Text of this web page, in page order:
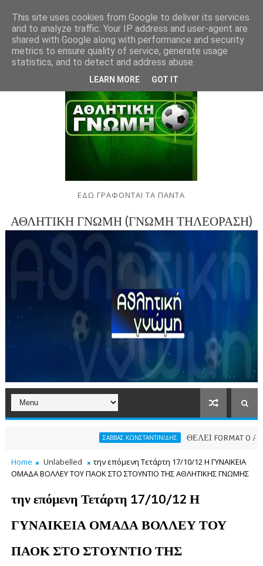
ΕΔΩ ΓΡΑΦΟΝΤΑΙ ΤΑ ΠΑΝΤΑ
ΑΘΛΗΤΙΚΗ ΓΝΩΜΗ (ΓΝΩΜΗ ΤΗΛΕΟΡΑΣΗ)
ΣΑΒΒΑΣ ΚΩΝΣΤΑΝΤΙΝΙΔΗΣ ΘΕΛΕΙ FORMAT O ΑΡΗΣ
Home Unlabelled
την επόμενη Τετάρτη 17/10/12 Η ΓΥΝΑΙΚΕΙΑ
ΟΜΑΔΑ ΒΟΛΛΕΥ ΤΟΥ ΠΑΟΚ ΣΤΟ ΣΤΟΥΝΤΙΟ ΤΗΣ ΑΘΛΗΤΙΚΗΣ ΓΝΩΜΗΣ
την επόμενη Τετάρτη 17/10/12 Η
ΓΥΝΑΙΚΕΙΑ ΟΜΑΔΑ ΒΟΛΛΕΥ ΤΟΥ
ΠΑΟΚ ΣΤΟ ΣΤΟΥΝΤΙΟ ΤΗΣ
This site uses cookies from Google to deliver its services
and to analyze traffic. Your IP address and user-agent are
shared with Google along with performance and security
metrics to ensure quality of service, generate usage
statistics, and to detect and address abuse.
LEARN MORE GOT IT